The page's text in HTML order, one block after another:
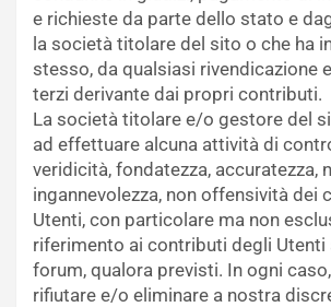
e richieste da parte dello stato e
la società titolare del sito o che ha
stesso, da qualsiasi rivendicazione
terzi derivante dai propri contributi.
La società titolare e/o gestore del
ad effettuare alcuna attività di
veridicità, fondatezza, accuratezza,
ingannevolezza, non offensività dei
Utenti, con particolare ma non
riferimento ai contributi degli Utenti
forum, qualora previsti. In ogni
rifiutare e/o eliminare a nostra